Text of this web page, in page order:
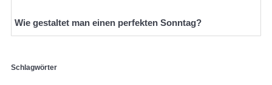
Wie gestaltet man einen perfekten Sonntag?
Schlagwörter